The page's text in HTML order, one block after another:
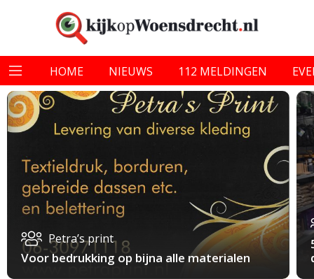
HOME NIEUWS 112 MELDINGEN
Petra’s print
Voor bedrukking op bijna alle materialen